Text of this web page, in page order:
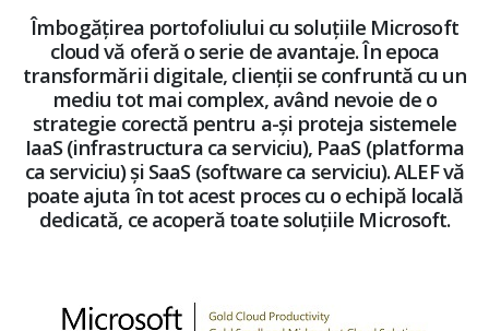
Îmbogățirea portofoliului cu soluțiile Microsoft
cloud vă oferă o serie de avantaje. În epoca
transformării digitale, clienții se confruntă cu un
mediu tot mai complex, având nevoie de o
strategie corectă pentru a-și proteja sistemele
IaaS (infrastructura ca serviciu), PaaS (platforma
ca serviciu) și SaaS (software ca serviciu). ALEF vă
poate ajuta în tot acest proces cu o echipă locală
dedicată, ce acoperă toate soluțiile Microsoft.